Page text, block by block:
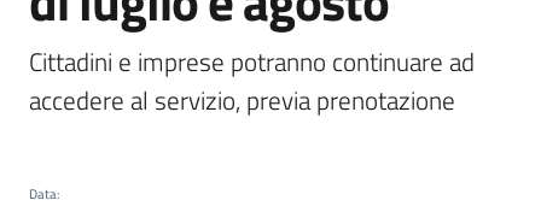
Servizi
Cittadini e imprese potranno continuare ad
accedere al servizio, previa prenotazione
Data: